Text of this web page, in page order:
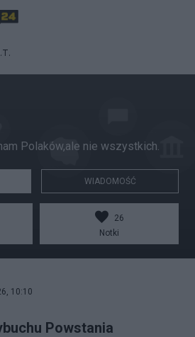
Polaków,ale nie wszystkich.
WIADOMOŚĆ
26
Notki
10:10
Powstania